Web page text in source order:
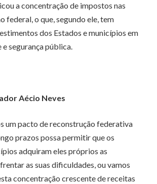
a concentração de impostos nas
federal, o que, segundo ele, tem
dos Estados e municípios em
e segurança pública.
Aécio Neves
um pacto de reconstrução federativa
prazos possa permitir que os
adquiram eles próprios as
as suas dificuldades, ou vamos
concentração crescente de receitas